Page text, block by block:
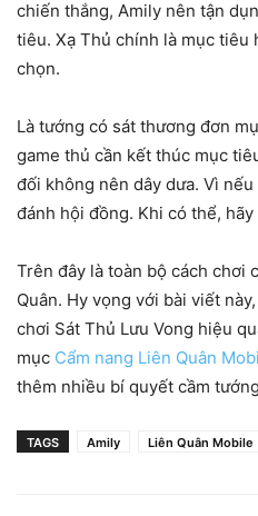
chiến thắng, Amily nên tận
tiêu. Xạ Thủ chính là mục tiêu
chọn.
Là tướng có sát thương đơn
game thủ cần kết thúc mục
đối không nên dây dưa. Vì
đánh hội đồng. Khi có thể,
Trên đây là toàn bộ cách chơi
Quân. Hy vọng với bài viết
chơi Sát Thủ Lưu Vong hiệu
mục Cẩm nang Liên Quân
thêm nhiều bí quyết cầm
TAGS Amily Liên Quân Mobile